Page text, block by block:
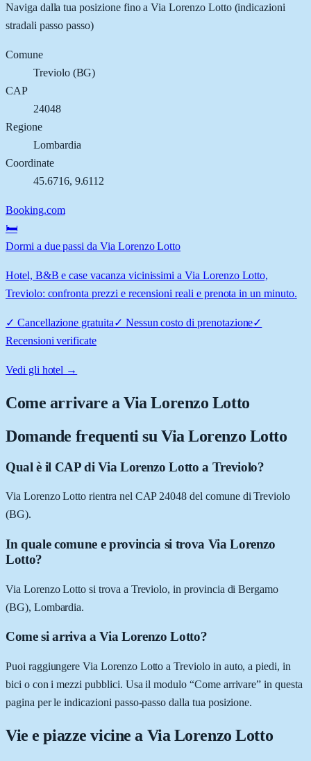
Naviga dalla tua posizione fino aVia Lorenzo Lotto(indicazioni
stradali passo passo)
Comune
Treviolo(BG)
CAP
24048
Regione
Lombardia
Coordinate
45.6716, 9.6112
Booking.com
🛏️
Dormi a due passi da Via Lorenzo Lotto
Hotel, B&B e case vacanza vicinissimi a Via Lorenzo Lotto,
Treviolo: confronta prezzi e recensioni reali e prenota in un minuto.
✓ Cancellazione gratuita✓ Nessun costo di prenotazione✓
Recensioni verificate
Vedi gli hotel →
Come arrivare aVia Lorenzo Lotto
Domande frequenti su Via Lorenzo Lotto
Qual è il CAP di Via Lorenzo Lotto a Treviolo?
Via Lorenzo Lotto rientra nel CAP 24048 del comune di Treviolo
(BG).
In quale comune e provincia si trova Via Lorenzo
Lotto?
Via Lorenzo Lotto si trova a Treviolo, in provincia di Bergamo
(BG), Lombardia.
Come si arriva a Via Lorenzo Lotto?
Puoi raggiungere Via Lorenzo Lotto a Treviolo in auto, a piedi, in
bici o con i mezzi pubblici. Usa il modulo “Come arrivare” in questa
pagina per le indicazioni passo-passo dalla tua posizione.
Vie e piazze vicine a Via Lorenzo Lotto